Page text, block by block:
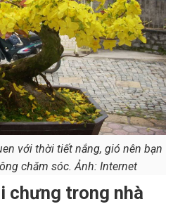
với thời tiết nắng, gió nên bạn
chăm sóc. Ảnh: Internet
chưng trong nhà